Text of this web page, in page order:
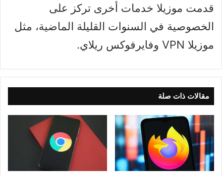
قدمت موزيلا خدمات أخرى تركز على
الخصوصية في السنوات القليلة الماضية، مثل
موزيلا VPN وفايرفوكس ريلاي.
مقالات ذات صلة